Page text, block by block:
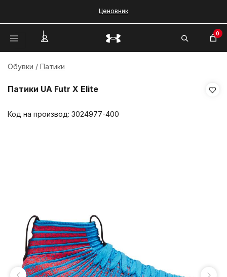
Ценовник
0
Обувки Патики
Патики UA Futr X Elite
Код на производ: 3024977-400